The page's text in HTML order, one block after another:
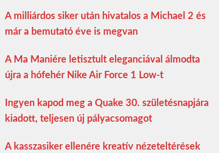
A milliárdos siker után hivatalos a Michael 2 és
már a bemutató éve is megvan
A Ma Maniére letisztult eleganciával álmodta
újra a hófehér Nike Air Force 1 Low-t
Ingyen kapod meg a Quake 30. születésnapjára
kiadott, teljesen új pályacsomagot
A kasszasiker ellenére kreatív nézeteltérések